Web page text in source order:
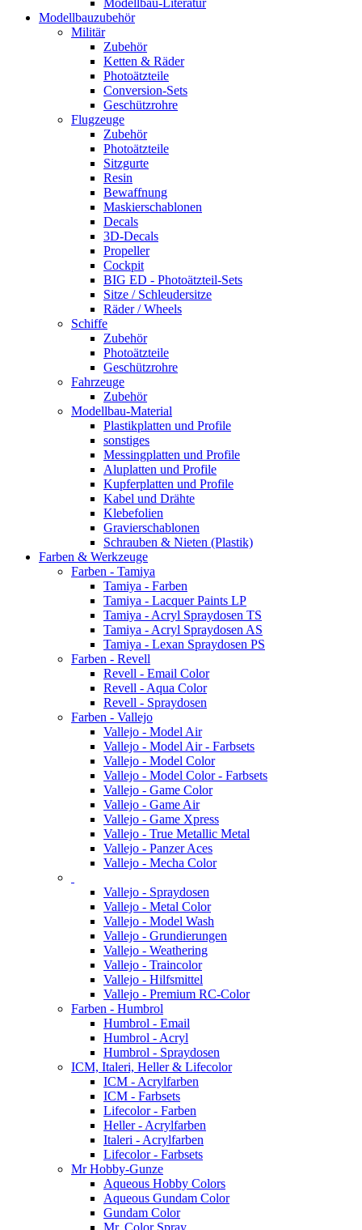
Modellbau-Literatur
Modellbauzubehör
Militär
Zubehör
Ketten & Räder
Photoätzteile
Conversion-Sets
Geschützrohre
Flugzeuge
Zubehör
Photoätzteile
Sitzgurte
Resin
Bewaffnung
Maskierschablonen
Decals
3D-Decals
Propeller
Cockpit
BIG ED - Photoätzteil-Sets
Sitze / Schleudersitze
Räder / Wheels
Schiffe
Zubehör
Photoätzteile
Geschützrohre
Fahrzeuge
Zubehör
Modellbau-Material
Plastikplatten und Profile
sonstiges
Messingplatten und Profile
Aluplatten und Profile
Kupferplatten und Profile
Kabel und Drähte
Klebefolien
Gravierschablonen
Schrauben & Nieten (Plastik)
Farben & Werkzeuge
Farben - Tamiya
Tamiya - Farben
Tamiya - Lacquer Paints LP
Tamiya - Acryl Spraydosen TS
Tamiya - Acryl Spraydosen AS
Tamiya - Lexan Spraydosen PS
Farben - Revell
Revell - Email Color
Revell - Aqua Color
Revell - Spraydosen
Farben - Vallejo
Vallejo - Model Air
Vallejo - Model Air - Farbsets
Vallejo - Model Color
Vallejo - Model Color - Farbsets
Vallejo - Game Color
Vallejo - Game Air
Vallejo - Game Xpress
Vallejo - True Metallic Metal
Vallejo - Panzer Aces
Vallejo - Mecha Color
Vallejo - Spraydosen
Vallejo - Metal Color
Vallejo - Model Wash
Vallejo - Grundierungen
Vallejo - Weathering
Vallejo - Traincolor
Vallejo - Hilfsmittel
Vallejo - Premium RC-Color
Farben - Humbrol
Humbrol - Email
Humbrol - Acryl
Humbrol - Spraydosen
ICM, Italeri, Heller & Lifecolor
ICM - Acrylfarben
ICM - Farbsets
Lifecolor - Farben
Heller - Acrylfarben
Italeri - Acrylfarben
Lifecolor - Farbsets
Mr Hobby-Gunze
Aqueous Hobby Colors
Aqueous Gundam Color
Gundam Color
Mr. Color Spray